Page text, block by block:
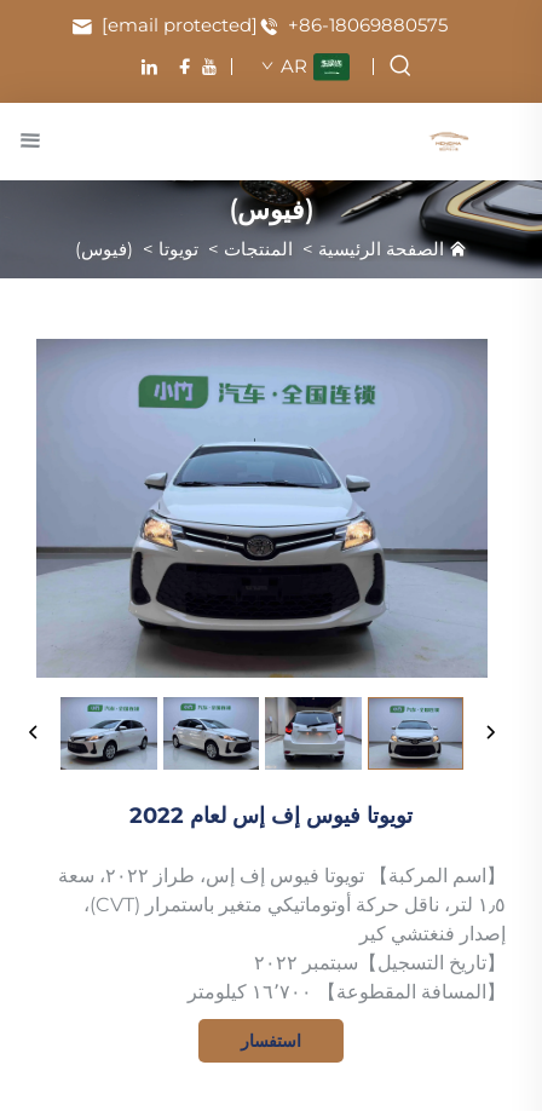
+86-18069880575
[email protected]
AR
(فيوس)
الصفحة الرئيسية > المنتجات > تويوتا > (فيوس)
تويوتا فيوس إف إس لعام 2022
【اسم المركبة】 تويوتا فيوس إف إس، طراز ٢٠٢٢، سعة
١٫٥ لتر، ناقل حركة أوتوماتيكي متغير باستمرار (CVT)،
إصدار فنغتشي كير
【تاريخ التسجيل】سبتمبر ٢٠٢٢
【المسافة المقطوعة】 ١٦٬٧٠٠ كيلومتر
استفسار